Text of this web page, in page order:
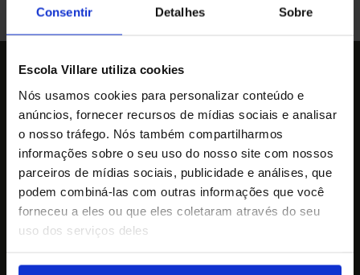
Consentir Detalhes Sobre
Escola Villare utiliza cookies
Nós usamos cookies para personalizar conteúdo e
anúncios, fornecer recursos de mídias sociais e analisar
o nosso tráfego. Nós também compartilharmos
informações sobre o seu uso do nosso site com nossos
parceiros de mídias sociais, publicidade e análises, que
podem combiná-las com outras informações que você
forneceu a eles ou que eles coletaram através do seu
uso dos serviços deles
Educação Infantil
Rua Wenceslau Bras, 140 – Bairro Santa
Telefone: (11) 4223-4020